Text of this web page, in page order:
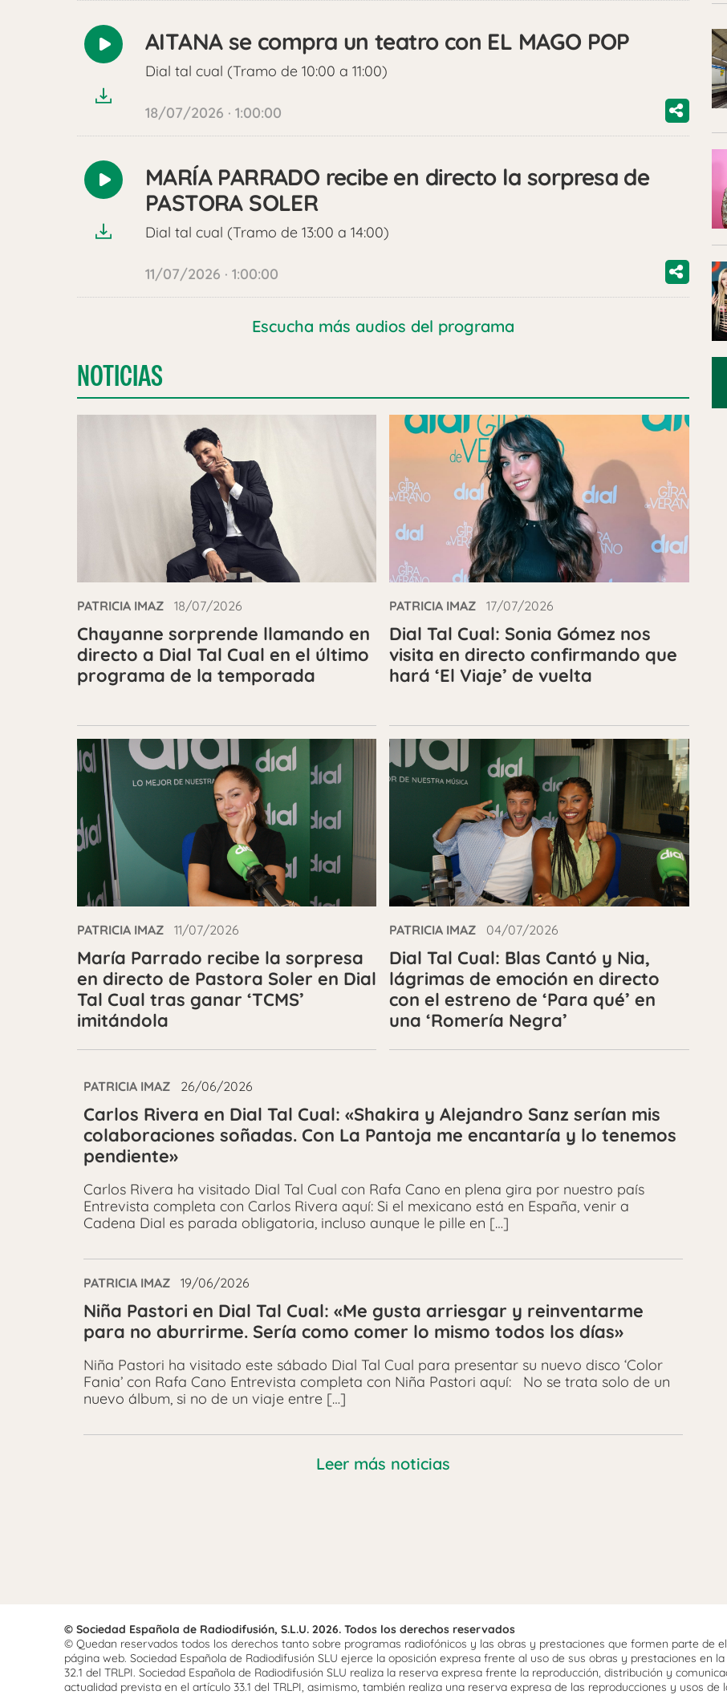
ReproducirAITANA se compra un teatro con EL MAGO POP
Dial tal cual (Tramo de 10:00 a 11:00)
18/07/2026 · 1:00:00
ReproducirMARÍA PARRADO recibe en directo la sorpresa de
PASTORA SOLER
Dial tal cual (Tramo de 13:00 a 14:00)
11/07/2026 · 1:00:00
Escucha más audios del programa
NOTICIAS
PATRICIA IMAZ 18/07/2026
Chayanne sorprende llamando en
directo a Dial Tal Cual en el último
programa de la temporada
PATRICIA IMAZ 17/07/2026
Dial Tal Cual: Sonia Gómez nos
visita en directo confirmando que
hará ‘El Viaje’ de vuelta
PATRICIA IMAZ 11/07/2026
María Parrado recibe la sorpresa
en directo de Pastora Soler en Dial
Tal Cual tras ganar ‘TCMS’
imitándola
PATRICIA IMAZ 04/07/2026
Dial Tal Cual: Blas Cantó y Nia,
lágrimas de emoción en directo
con el estreno de ‘Para qué’ en
una ‘Romería Negra’
PATRICIA IMAZ 26/06/2026
Carlos Rivera en Dial Tal Cual: «Shakira y Alejandro Sanz serían mis
colaboraciones soñadas. Con La Pantoja me encantaría y lo tenemos
pendiente»
Carlos Rivera ha visitado Dial Tal Cual con Rafa Cano en plena gira por nuestro país
Entrevista completa con Carlos Rivera aquí: Si el mexicano está en España, venir a
Cadena Dial es parada obligatoria, incluso aunque le pille en […]
PATRICIA IMAZ 19/06/2026
Niña Pastori en Dial Tal Cual: «Me gusta arriesgar y reinventarme
para no aburrirme. Sería como comer lo mismo todos los días»
Niña Pastori ha visitado este sábado Dial Tal Cual para presentar su nuevo disco ‘Color
Fania’ con Rafa Cano Entrevista completa con Niña Pastori aquí: No se trata solo de un
nuevo álbum, si no de un viaje entre […]
Leer más noticias
© Sociedad Española de Radiodifusión, S.L.U. 2026. Todos los derechos reservados
© Quedan reservados todos los derechos tanto sobre programas radiofónicos y las obras y prestaciones que formen parte de
página web. Sociedad Española de Radiodifusión SLU ejerce la oposición expresa frente al uso de sus obras y prestaciones en
32.1 del TRLPI. Sociedad Española de Radiodifusión SLU realiza la reserva expresa frente la reproducción, distribución y
actualidad prevista en el artículo 33.1 del TRLPI, asimismo, también realiza una reserva expresa de las reproducciones y usos